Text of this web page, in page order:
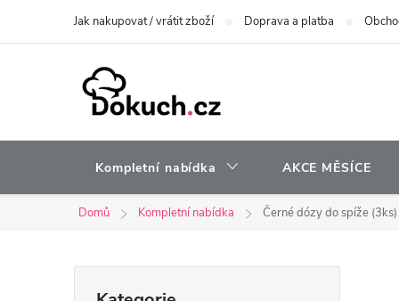
Jak nakupovat / vrátit zboží Doprava a platba
Kompletní nabídka AKCE MĚSÍCE
Domů Kompletní nabídka Černé dózy do spíže (3ks)